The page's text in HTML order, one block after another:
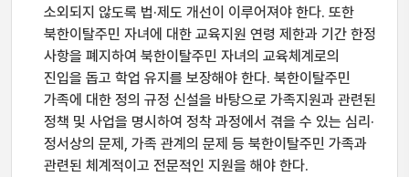
소외되지 않도록 법·제도 개선이 이루어져야 한다. 또한
북한이탈주민 자녀에 대한 교육지원 연령 제한과 기간 한정
사항을 폐지하여 북한이탈주민 자녀의 교육체계로의
진입을 돕고 학업 유지를 보장해야 한다. 북한이탈주민
가족에 대한 정의 규정 신설을 바탕으로 가족지원과 관련된
정책 및 사업을 명시하여 정착 과정에서 겪을 수 있는 심리·
정서상의 문제, 가족 관계의 문제 등 북한이탈주민 가족과
관련된 체계적이고 전문적인 지원을 해야 한다.